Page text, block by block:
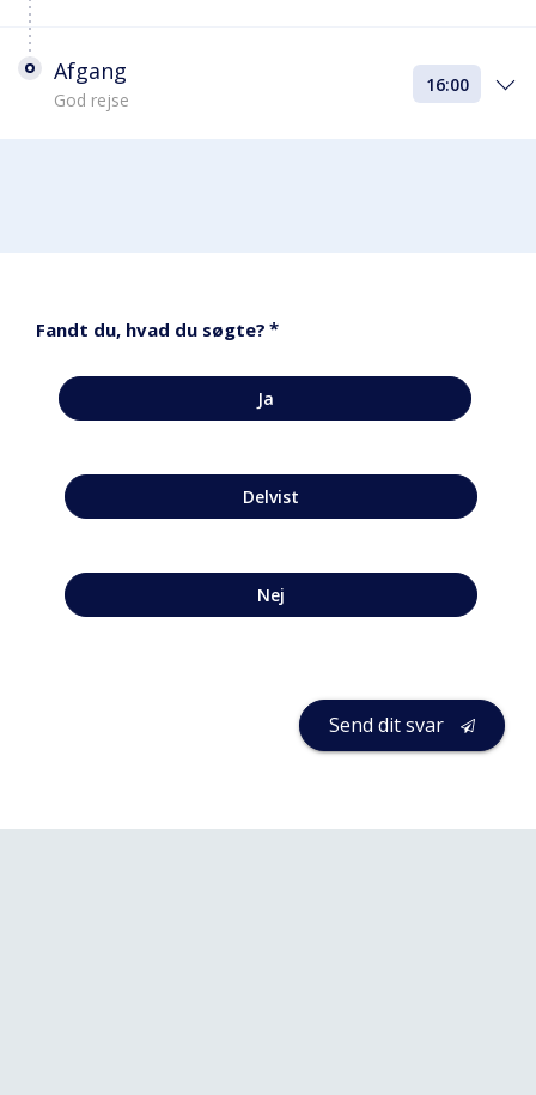
Afgang
God rejse
16:00
Fandt du, hvad du søgte? *
Ja
Delvist
Nej
Send dit svar